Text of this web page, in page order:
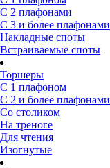
С 2 плафонами
С 3 и более плафонами
Накладные споты
Встраиваемые споты
Торшеры
С 1 плафоном
С 2 и более плафонами
Со столиком
На треноге
Для чтения
Изогнутые